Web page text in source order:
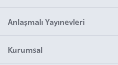
Anlaşmalı Yayınevleri
Kurumsal